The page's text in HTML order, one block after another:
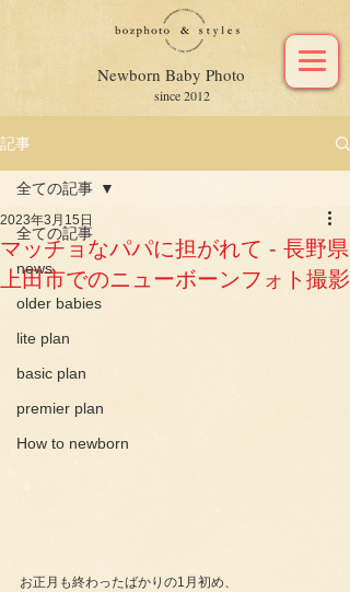
Newborn Baby Photo
since 2012
記事
全ての記事
news
older babies
lite plan
basic plan
premier plan
How to newborn
全ての記事
マッチョなパパに担がれて - 長野県
上田市でのニューボーンフォト撮影
2023年3月15日
お正月も終わったばかりの1月初め、